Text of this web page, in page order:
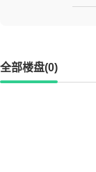
全部楼盘(0)